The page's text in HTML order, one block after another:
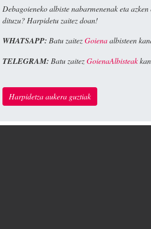
Debagoieneko albiste nabarmenenak eta
dituzu? Harpidetu zaitez doan!
WHATSAPP: Batu zaitezGoienaalbisteen
TELEGRAM: Batu zaitezGoienaAlbisteak
Harpidetza aukera guztiak